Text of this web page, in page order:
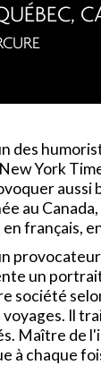
des
York
aussi
au
en français,
un
société
Il
Maître de
à chaque